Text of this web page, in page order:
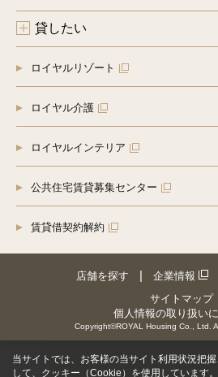
貸したい
ロイヤルリゾート
ロイヤル介護
ロイヤルインテリア
公共住宅賃貸募集センター
賃貸借契約解約
店舗を探す 企業情報
サイトマップ
個人情報の取り扱い
Copyright©ROYAL Housing Co., Ltd.
当サイトでは、お客様の当サイト利用状況把
して、クッキー（Cookie）を使用しています。